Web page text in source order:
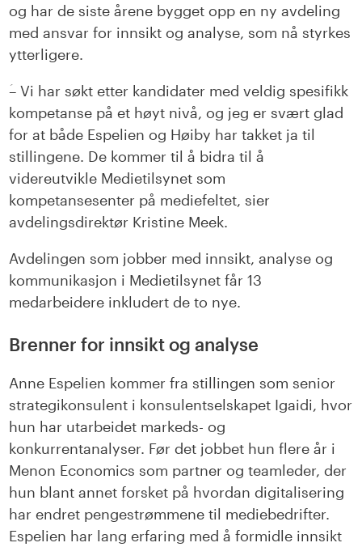
og har de siste årene bygget opp en ny avdeling
med ansvar for innsikt og analyse, som nå styrkes
ytterligere.
ؘ– Vi har søkt etter kandidater med veldig spesifikk
kompetanse på et høyt nivå, og jeg er svært glad
for at både Espelien og Høiby har takket ja til
stillingene. De kommer til å bidra til å
videreutvikle Medietilsynet som
kompetansesenter på mediefeltet, sier
avdelingsdirektør Kristine Meek.
Avdelingen som jobber med innsikt, analyse og
kommunikasjon i Medietilsynet får 13
medarbeidere inkludert de to nye.
Brenner for innsikt og analyse
Anne Espelien kommer fra stillingen som senior
strategikonsulent i konsulentselskapet Igaidi, hvor
hun har utarbeidet markeds- og
konkurrentanalyser. Før det jobbet hun flere år i
Menon Economics som partner og teamleder, der
hun blant annet forsket på hvordan digitalisering
har endret pengestrømmene til mediebedrifter.
Espelien har lang erfaring med å formidle innsikt